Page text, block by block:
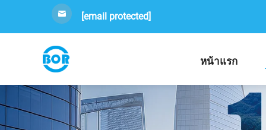
[email protected]
หน้าแรก